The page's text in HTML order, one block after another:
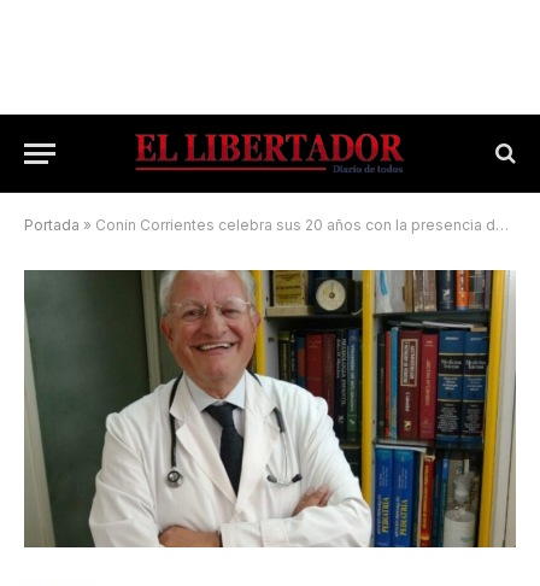
Portada » Conin Corrientes celebra sus 20 años con la presencia del doctor Albino